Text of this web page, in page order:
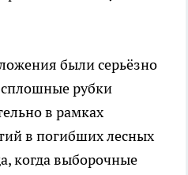
были серьёзно
рубки
в рамках
в погибших лесных
когда выборочные